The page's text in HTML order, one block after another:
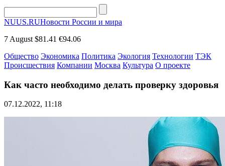
NUUS.RUНовости России и мира
7 August $81.41 €94.06
Общество Экономика Политика Экология Технологии ТЭК
Происшествия Компании Москва Культура О проекте
Как часто необходимо делать проверку здоровья
07.12.2022, 11:18